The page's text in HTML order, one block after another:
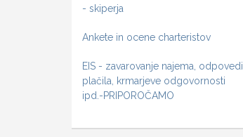
- skiperja
Ankete in ocene charteristov
EIS - zavarovanje najema, odpovedi,
plačila, krmarjeve odgovornosti
ipd.-PRIPOROČAMO